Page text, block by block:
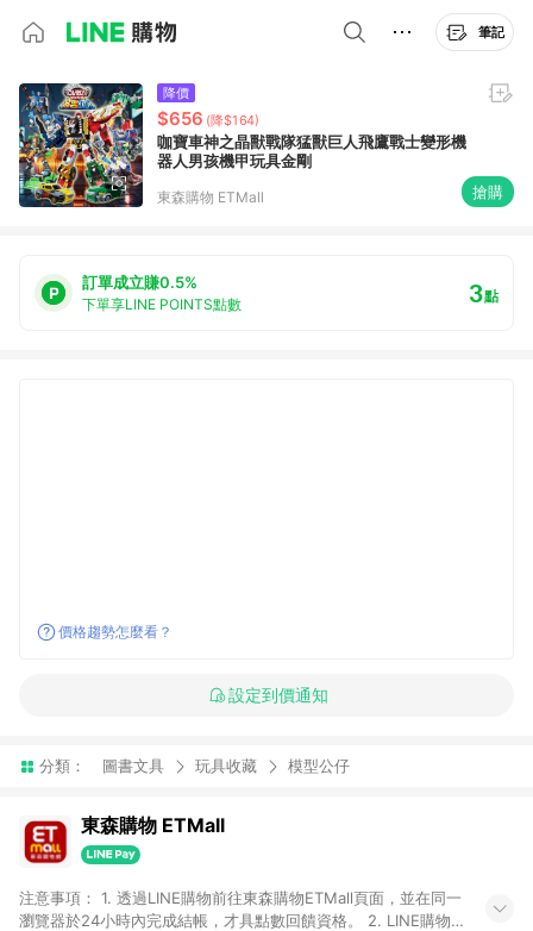
筆記
降價
$656 (降$164)
咖寶車神之晶獸戰隊猛獸巨人飛鷹戰士變形機
器人男孩機甲玩具金剛
東森購物 ETMall 搶購
訂單成立賺0.5%
下單享LINE POINTS點數 3點
價格趨勢怎麼看？
設定到價通知
分類： 圖書文具 玩具收藏 模型公仔
東森購物 ETMall
注意事項： 1. 透過LINE購物前往東森購物ETMall頁面，並在同一
瀏覽器於24小時內完成結帳，才具點數回饋資格。 2. LINE購物